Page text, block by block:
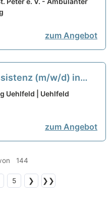
zum Angebot
(m/w/d) in
Teil unseres
Uehlfeld | Uehlfeld
zum Angebot
144
5 ❯ ❯❯